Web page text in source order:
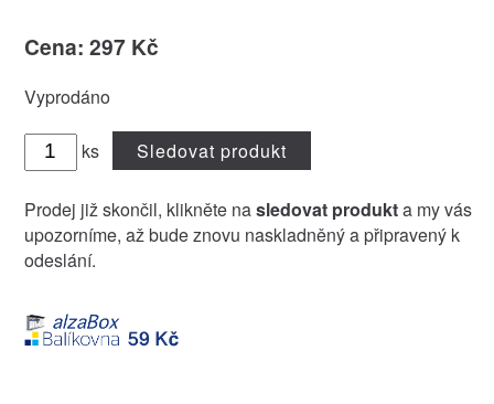
Cena: 297 Kč
Vyprodáno
ks Sledovat produkt
Prodej již skončil, klikněte nasledovat produkta my vás
upozorníme, až bude znovu naskladněný a připravený k
odeslání.